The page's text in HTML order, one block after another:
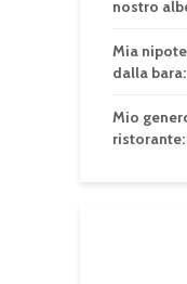
nostro
Mia
dalla
Mio